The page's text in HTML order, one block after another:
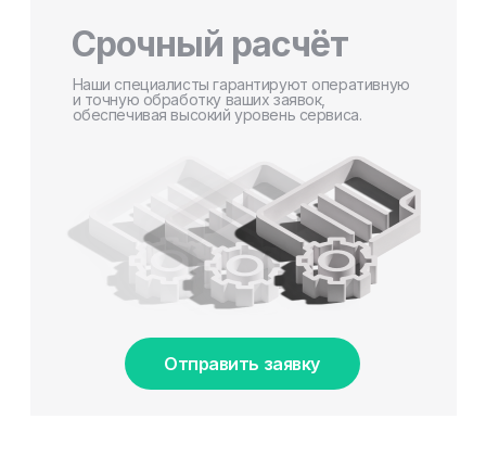
Срочный расчёт
Наши специалисты гарантируют оперативную
и точную обработку ваших заявок,
обеспечивая высокий уровень сервиса.
Отправить заявку